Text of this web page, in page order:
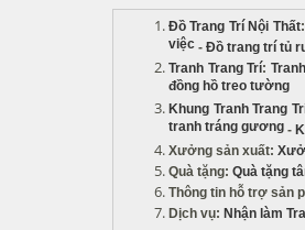
Đồ Trang Trí Nội Thất:
việc - Đồ trang trí tủ
Tranh Trang Trí:
đồng hồ treo tường
Khung Tranh Trang
tranh tráng gương -
Xưởng sản xuất:
Quà tặng: Quà tặng
Thông tin hỗ trợ sản
Dịch vụ: Nhận làm